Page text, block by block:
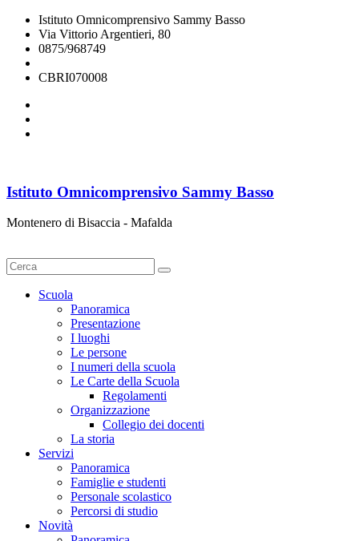
Istituto Omnicomprensivo Sammy Basso
Via Vittorio Argentieri, 80
0875/968749
CBRI070008
Istituto Omnicomprensivo Sammy Basso
Montenero di Bisaccia - Mafalda
Scuola
Panoramica
Presentazione
I luoghi
Le persone
I numeri della scuola
Le Carte della Scuola
Regolamenti
Organizzazione
Collegio dei docenti
La storia
Servizi
Panoramica
Famiglie e studenti
Personale scolastico
Percorsi di studio
Novità